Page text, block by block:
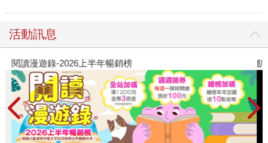
活動訊息
閱讀漫遊錄-2026上半年暢銷榜 飢